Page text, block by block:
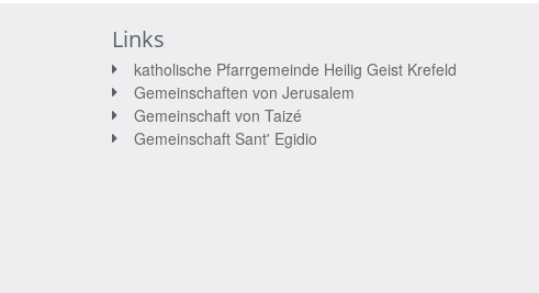
Links
katholische Pfarrgemeinde Heilig Geist Krefeld
Gemeinschaften von Jerusalem
Gemeinschaft von Taizé
Gemeinschaft Sant' Egidio